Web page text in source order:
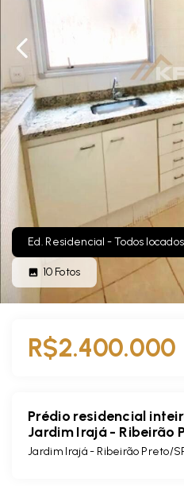
Ed. Residencial - Todos locados
10 Fotos
R$2.400.000
Prédio residencial
Jardim Irajá - Ribeirão
Jardim Irajá - Ribeirão Preto/